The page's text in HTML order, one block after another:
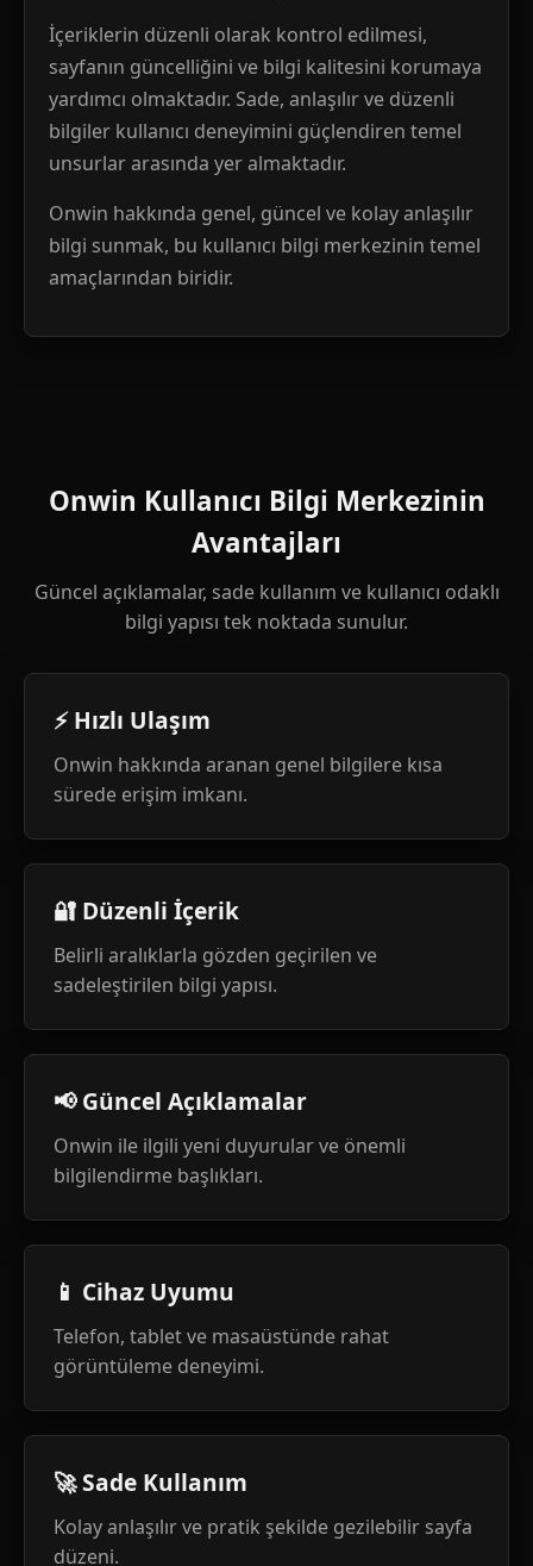
İçeriklerin düzenli olarak kontrol edilmesi,
sayfanın güncelliğini ve bilgi kalitesini korumaya
yardımcı olmaktadır. Sade, anlaşılır ve düzenli
bilgiler kullanıcı deneyimini güçlendiren temel
unsurlar arasında yer almaktadır.
Onwin hakkında genel, güncel ve kolay anlaşılır
bilgi sunmak, bu kullanıcı bilgi merkezinin temel
amaçlarından biridir.
Onwin Kullanıcı Bilgi Merkezinin
Avantajları
Güncel açıklamalar, sade kullanım ve kullanıcı odaklı
bilgi yapısı tek noktada sunulur.
⚡ Hızlı Ulaşım
Onwin hakkında aranan genel bilgilere kısa
sürede erişim imkanı.
🔐 Düzenli İçerik
Belirli aralıklarla gözden geçirilen ve
sadeleştirilen bilgi yapısı.
📢 Güncel Açıklamalar
Onwin ile ilgili yeni duyurular ve önemli
bilgilendirme başlıkları.
📱 Cihaz Uyumu
Telefon, tablet ve masaüstünde rahat
görüntüleme deneyimi.
🚀 Sade Kullanım
Kolay anlaşılır ve pratik şekilde gezilebilir sayfa
düzeni.